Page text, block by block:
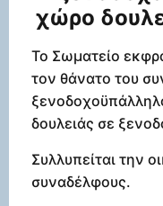
χώρο
Το Σωματείο
τον θάνατο του
δουλειάς σε
Συλλυπείται την
συναδέλφους.